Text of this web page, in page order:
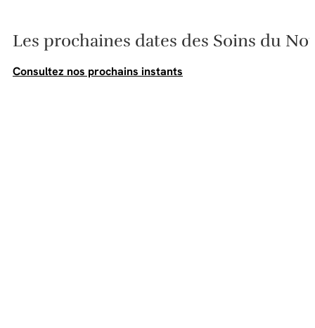
Les prochaines dates des Soins du
Consultez nos prochains instants